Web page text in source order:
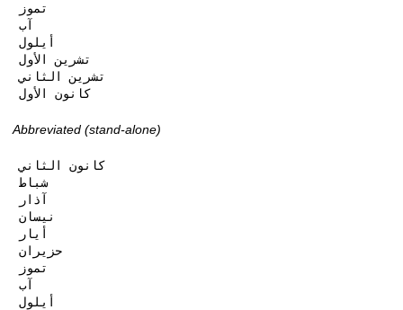
تموز
آب
أيلول
تشرين الأول
تشرين الثاني
كانون الأول
Abbreviated (stand-alone)
كانون الثاني
شباط
آذار
نيسان
أيار
حزيران
تموز
آب
أيلول